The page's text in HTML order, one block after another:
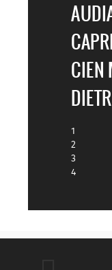
CAPRI
CIEN
1
2
3
4